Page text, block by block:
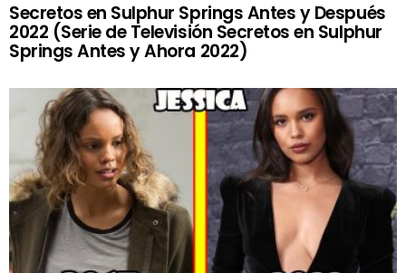
Secretos en Sulphur Springs Antes y Después
2022 (Serie de Televisión Secretos en Sulphur
Springs Antes y Ahora 2022)